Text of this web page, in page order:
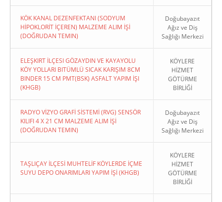
KÖK KANAL DEZENFEKTANI (SODYUM
HİPOKLORİT İÇEREN) MALZEME ALIM İŞİ
(DOĞRUDAN TEMIN)
Doğubayazıt
Ağız ve Diş
Sağlığı Merkezi
ELEŞKIRT İLÇESI GÖZAYDIN VE KAYAYOLU
KÖY YOLLARI BITÜMLÜ SICAK KARIŞIM 8CM
BINDER 15 CM PMT(BSK) ASFALT YAPIM İŞI
(KHGB)
KÖYLERE
HİZMET
GÖTÜRME
BİRLİĞİ
RADYO VİZYO GRAFİ SİSTEMİ (RVG) SENSÖR
KILIFI 4 X 21 CM MALZEME ALIM İŞİ
(DOĞRUDAN TEMIN)
Doğubayazıt
Ağız ve Diş
Sağlığı Merkezi
TAŞLIÇAY İLÇESİ MUHTELİF KÖYLERDE İÇME
SUYU DEPO ONARIMLARI YAPIM İŞİ (KHGB)
KÖYLERE
HİZMET
GÖTÜRME
BİRLİĞİ